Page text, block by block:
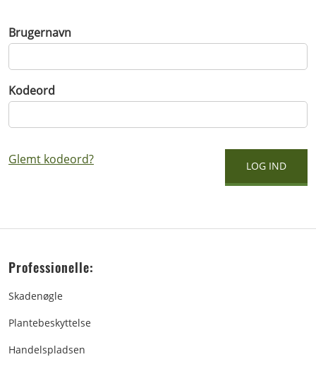
Brugernavn
Kodeord
Glemt kodeord?
Professionelle:
Skadenøgle
Plantebeskyttelse
Handelspladsen